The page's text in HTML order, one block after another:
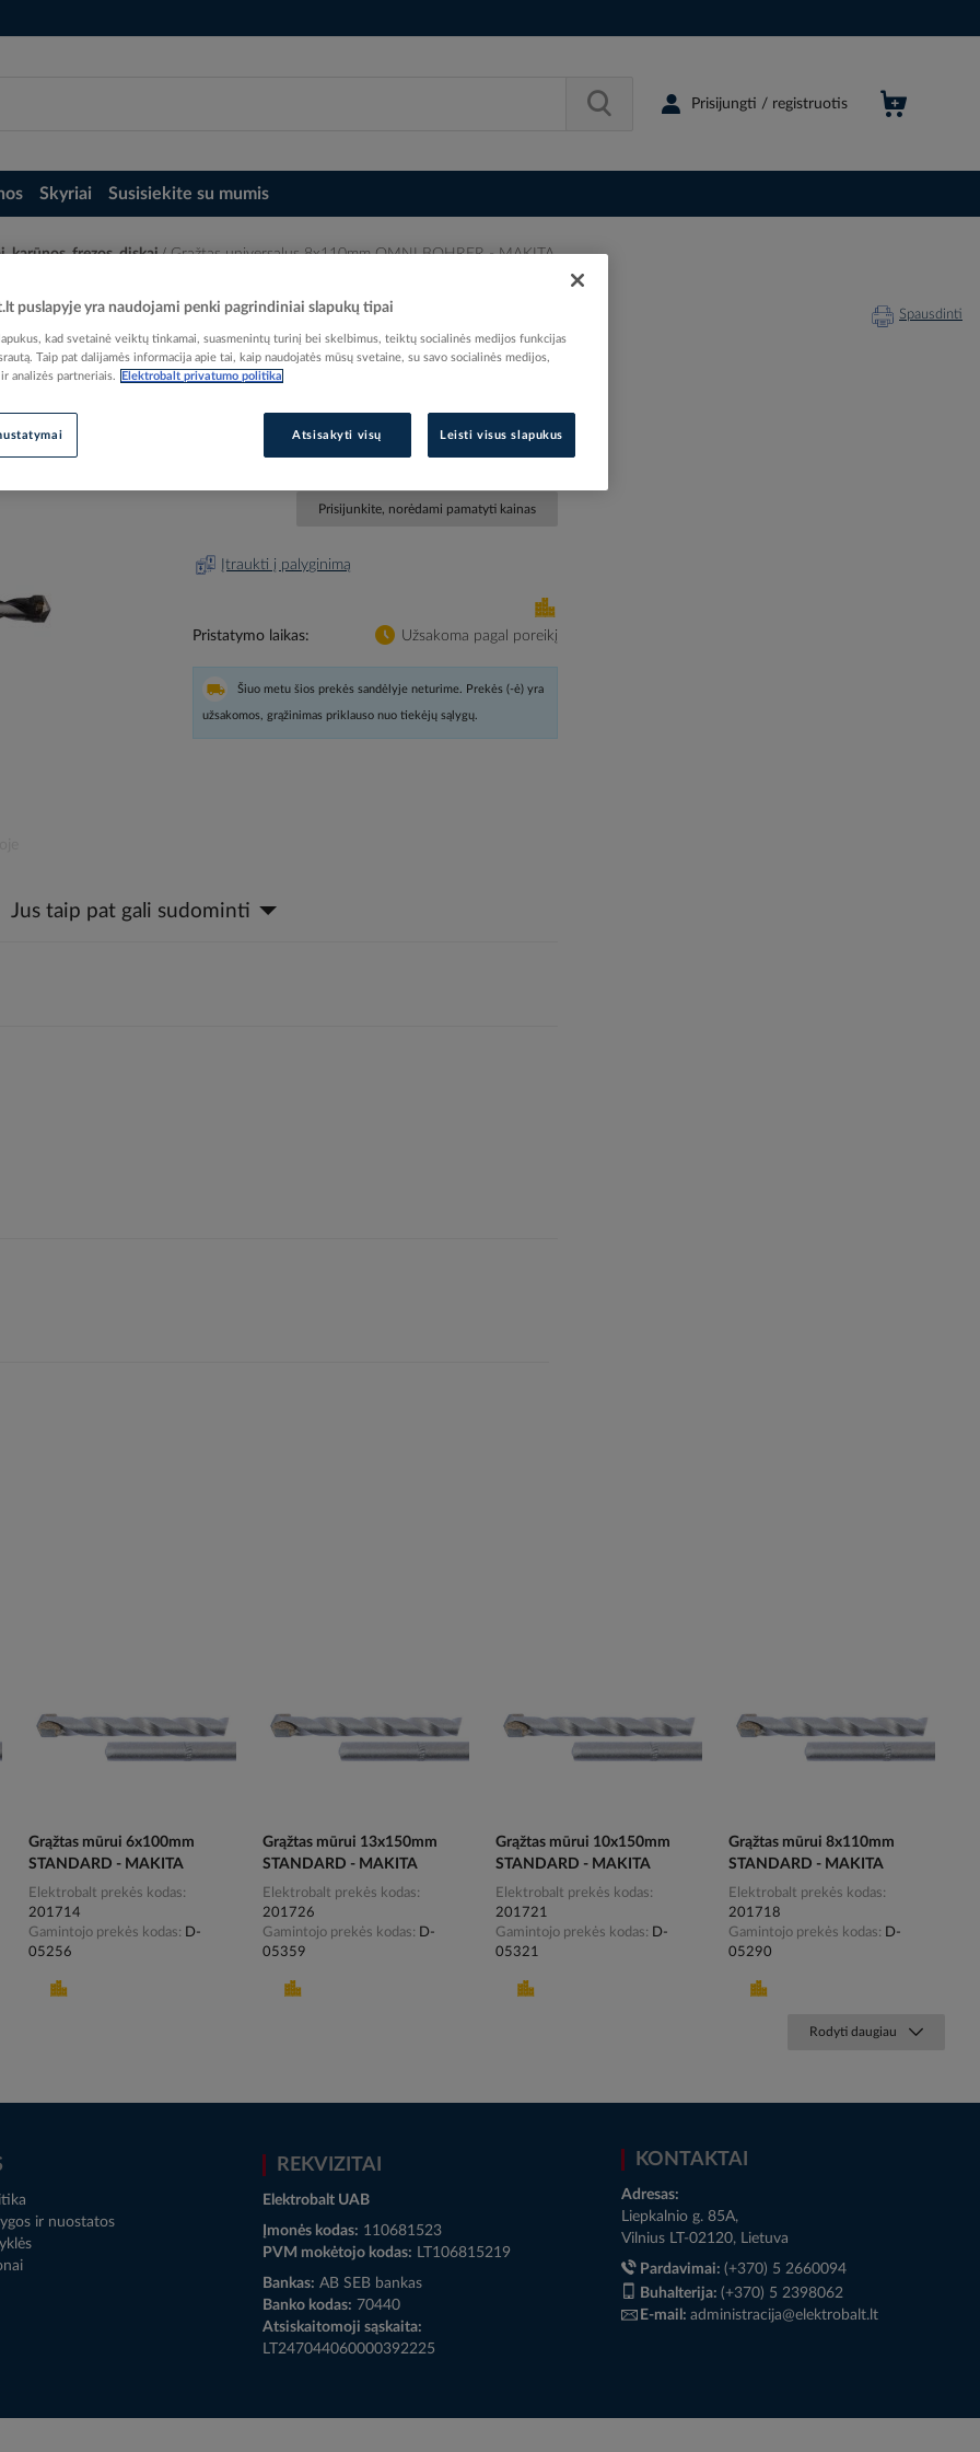
Prisijungti / registruotis
Skyriai Susisiekite su mumis
karūnos, frezos, diskai Grąžtas universalus 8x110mm OMNI BOHRER - MAKITA
- MAKITA Spausdinti
Elektrobalt prekės kodas
201736
Gamintojo prekės kodas
D-30352
Prisijunkite, norėdami pamatyti kainas
Įtraukti į palyginimą
Pristatymo laikas Užsakoma pagal poreikį
Šiuo metu šios prekės sandėlyje neturime. Prekės (-ė) yra
užsakomos, grąžinimas priklauso nuo tiekėjų sąlygų.
Jus taip pat gali sudominti
Grąžtas mūrui 6x100mm
STANDARD - MAKITA
Elektrobalt prekės kodas
201714
Gamintojo prekės kodas
D-
05256
Grąžtas mūrui 13x150mm
STANDARD - MAKITA
Elektrobalt prekės kodas
201726
Gamintojo prekės kodas
D-
05359
Grąžtas mūrui 10x150mm
STANDARD - MAKITA
Elektrobalt prekės kodas
201721
Gamintojo prekės kodas
D-
05321
Grąžtas mūrui 8x110mm
STANDARD - MAKITA
Elektrobalt prekės kodas
201718
Gamintojo prekės kodas
D-
05290
Rodyti daugiau
ir nuostatos
REKVIZITAI
Elektrobalt UAB
Įmonės kodas: 110681523
PVM mokėtojo kodas: LT106815219
Bankas: AB SEB bankas
Banko kodas: 70440
Atsiskaitomoji sąskaita:
LT247044060000392225
KONTAKTAI
Adresas:
Liepkalnio g. 85A,
Vilnius LT-02120, Lietuva
Pardavimai: (+370) 5 2660094
Buhalterija: (+370) 5 2398062
E-mail: administracija@elektrobalt.lt
puslapyje yra naudojami penki pagrindiniai slapukų tipai
kad svetainė veiktų tinkamai, suasmenintų turinį bei skelbimus, teiktų socialinės medijos funkcijas
Taip pat dalijamės informacija apie tai, kaip naudojatės mūsų svetaine, su savo socialinės medijos,
analizės partneriais.
Elektrobalt privatumo politika
Atsisakyti visų Leisti visus slapukus